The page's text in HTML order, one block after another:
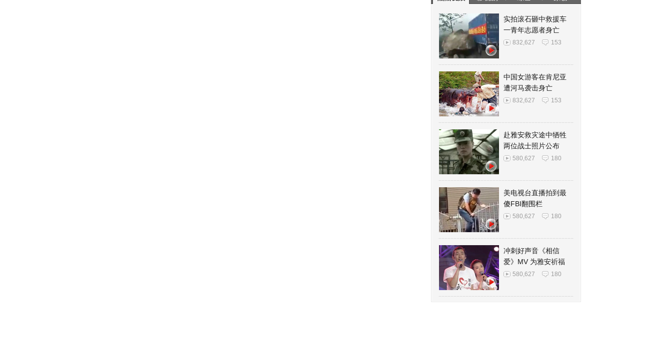
实拍滚石砸中救援车
一青年志愿者身亡
832,627 153
中国女游客在肯尼亚
遭河马袭击身亡
832,627 153
赴雅安救灾途中牺牲
两位战士照片公布
580,627 180
美电视台直播拍到最
傻FBI翻围栏
580,627 180
冲刺好声音《相信
爱》MV 为雅安祈福
580,627 180